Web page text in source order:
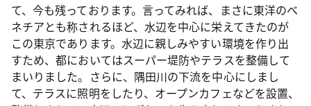
て、今も残っております。言ってみれば、まさに東洋のベ
ネチアとも称されるほど、水辺を中心に栄えてきたのが
この東京であります。水辺に親しみやすい環境を作り出
すため、都においてはスーパー堤防やテラスを整備して
まいりました。さらに、隅田川の下流を中心にしまし
て、テラスに照明をしたり、オープンカフェなどを設置、